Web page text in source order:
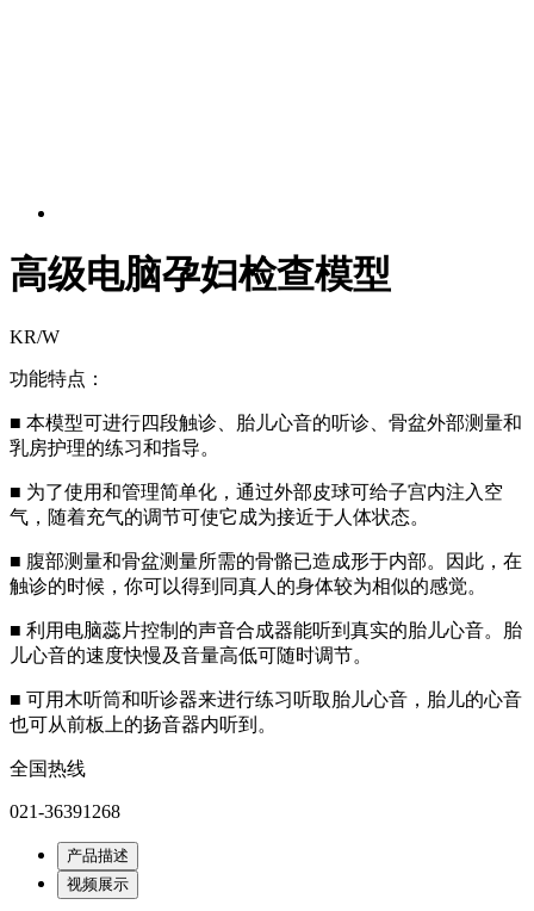
高级电脑孕妇检查模型
KR/W
功能特点：
■ 本模型可进行四段触诊、胎儿心音的听诊、骨盆外部测量和
乳房护理的练习和指导。
■ 为了使用和管理简单化，通过外部皮球可给子宫内注入空
气，随着充气的调节可使它成为接近于人体状态。
■ 腹部测量和骨盆测量所需的骨骼已造成形于内部。因此，在
触诊的时候，你可以得到同真人的身体较为相似的感觉。
■ 利用电脑蕊片控制的声音合成器能听到真实的胎儿心音。胎
儿心音的速度快慢及音量高低可随时调节。
■ 可用木听筒和听诊器来进行练习听取胎儿心音，胎儿的心音
也可从前板上的扬音器内听到。
全国热线
021-36391268
产品描述
视频展示